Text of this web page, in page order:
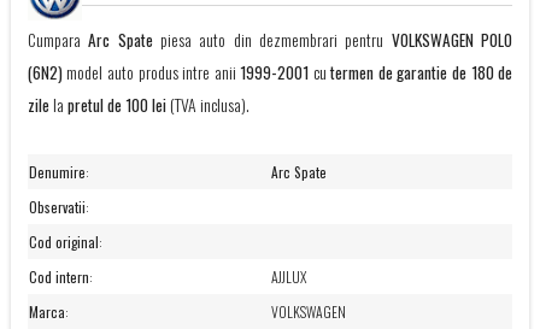
CumparaArc Spate piesa auto din dezmembrari pentru VOLKSWAGEN POLO
(6N2)model auto produs intre anii1999-2001 cutermen de garantie de 180 de
zile la pretul de 100 lei(TVA inclusa).
Denumire:
Arc Spate
Observatii:
Cod original:
Cod intern:
AJJLUX
Marca:
VOLKSWAGEN